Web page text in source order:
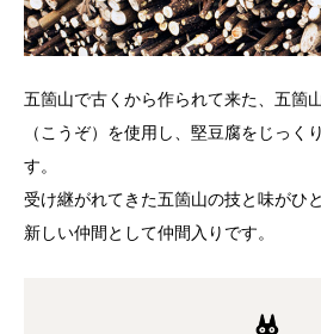
五箇山で古くから作られて来た、五箇
（こうぞ）を使用し、堅豆腐をじっく
す。
受け継がれてきた五箇山の技と味がひ
新しい仲間として仲間入りです。